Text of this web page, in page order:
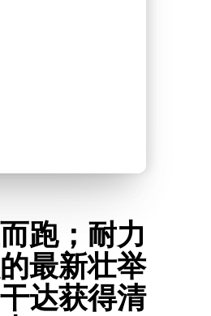
跑；耐力
最新壮举
达获得清